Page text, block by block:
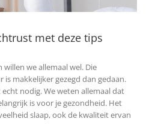
met deze tips
we allemaal wel. Die
is makkelijker gezegd dan gedaan.
nodig. We weten allemaal dat
is voor je gezondheid. Het
slaap, ook de kwaliteit ervan